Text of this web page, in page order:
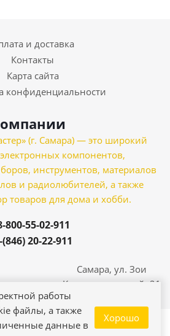
и доставка
Контакты
Карта сайта
конфиденциальности
(г. Самара) — это широкий
компонентов,
инструментов, материалов
и радиолюбителей, а также
товаров для дома и хобби.
800-55-02-911
(846) 20-22-911
Самара, ул. Зои
Космодемьянской, 21
работы
файлы, а также
данные в
Хорошо